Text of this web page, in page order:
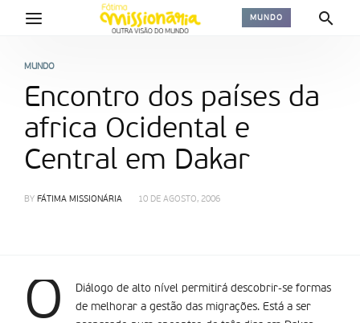
MUNDO
MUNDO
Encontro dos países da
africa Ocidental e
Central em Dakar
BY FÁTIMA MISSIONÁRIA 10 DE AGOSTO, 2006
O
Diálogo de alto nível permitirá descobrir-se formas
de melhorar a gestão das migrações. Está a ser